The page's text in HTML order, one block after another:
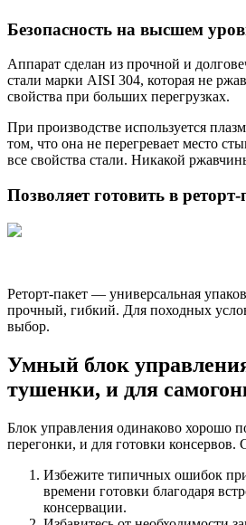
Безопасность на высшем
Аппарат сделан из прочной и
стали марки AISI 304, которая не
свойства при больших перегрузках.
При производстве используется
том, что она не перегревает место
все свойства стали. Никакой
Позволяет готовить в реторт-
Реторт-пакет — универсальная
прочный, гибкий. Для походных
выбор.
Умный блок
тушенки, и для
Блок управления одинаково хорошо
перегонки, и для готовки
Избежите типичных ошибок
времени готовки благодаря
консервации.